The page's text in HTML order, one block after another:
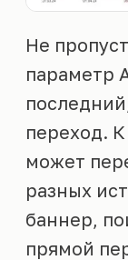
Не
параметр
переход.
может
разных
баннер,
прямой